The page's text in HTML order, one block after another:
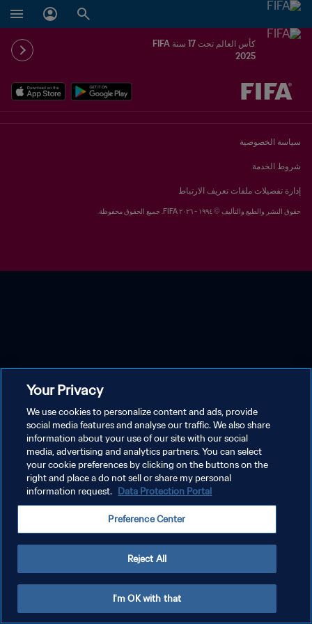
كأس العالم تحت 17 سنة FIFA
2025
يُحدَّد لاحقاً ضد يُحدَّد لاحقاً
سياسة الخصوصية
شروط الخدمة
إدارة تفضيلات ملفات تعريف الارتباط
حقوق النشر والطبع والتأليف © ١٩٩٤ - ٢٠٢٦ FIFA. جميع الحقوق محفوظة.
Your Privacy
We use cookies to personalize content and ads, provide
social media features and analyse our traffic. We also share
information about your use of our site with our social
media, advertising and analytics partners. You can select
your cookie preferences by clicking on the buttons on the
right and place a do not sell or share my personal
information request. Data Protection Portal
Preference Center
Reject All
I'm OK with that